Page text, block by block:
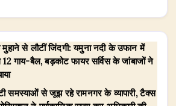
पुष्कर
धामी
ली
से लौटीं जिंदगी: यमुना नदी के उफान में
गाय-बैल, बड़कोट फायर सर्विस के जांबाजों ने
समस्याओं से जूझ रहे रामनगर के व्यापारी, टैक्स